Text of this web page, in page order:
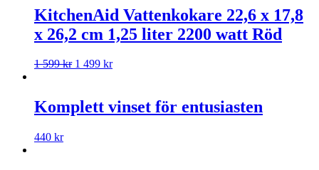
KitchenAid Vattenkokare 22,6 x 17,8
x 26,2 cm 1,25 liter 2200 watt Röd
1 599kr 1 499 kr
Komplett vinset för entusiasten
440 kr